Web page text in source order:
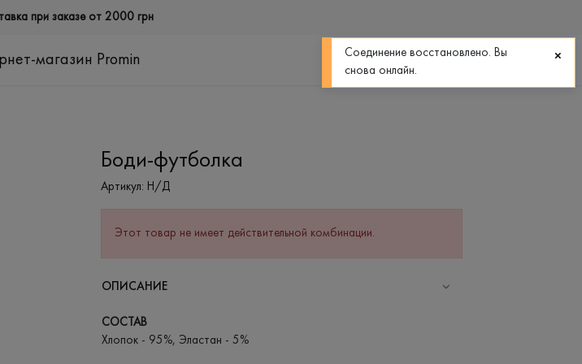
при заказе от 2000 грн
0
Боди-футболка
Артикул: Н/Д
Этот товар не имеет действительной комбинации.
ОПИСАНИЕ
СОСТАВ
Хлопок - 95%, Эластан - 5%
Соединение восстановлено. Вы
снова онлайн.